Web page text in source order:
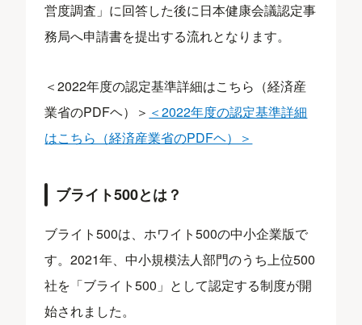
営度調査」に回答した後に日本健康会議認定事
務局へ申請書を提出する流れとなります。
＜2022年度の認定基準詳細はこちら（経済産
業省のPDFヘ）＞ ＜2022年度の認定基準詳細
はこちら（経済産業省のPDFヘ）＞
ブライト500とは？
ブライト500は、ホワイト500の中小企業版で
す。2021年、中小規模法人部門のうち上位500
社を「ブライト500」として認定する制度が開
始されました。